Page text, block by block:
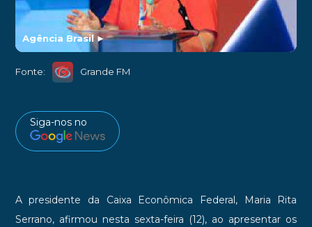
Agência Brasil►
Fonte: Grande FM
Siga-nos no
A presidente da Caixa Econômica Federal, Maria Rita
Serrano, afirmou nesta sexta-feira (12), ao apresentar os